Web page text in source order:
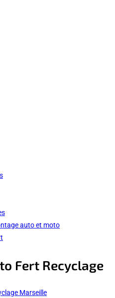
auto et moto
Fert Recyclage
Marseille